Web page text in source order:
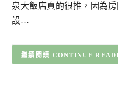
泉大飯店真的很推，因為
設…
CONTINUE